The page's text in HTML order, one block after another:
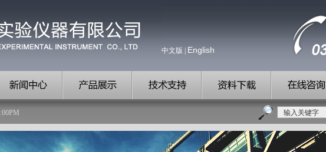
中文版 English
:00PM